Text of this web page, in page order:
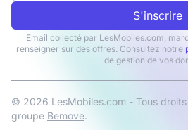
S'inscrire
Email collecté par LesMobiles.com,
renseigner sur des offres. Consultez notre
de gestion de vos
© 2026 LesMobiles.com - Tous
groupe Bemove.